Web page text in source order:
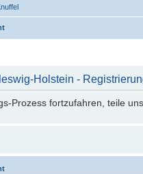
Holstein -
Prozess fortzufahren, teile